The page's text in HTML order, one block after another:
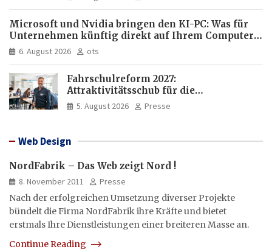
medizinische Fachangestellte
Microsoft und Nvidia bringen den KI-PC: Was für
Unternehmen künftig direkt auf Ihrem Computer
läuft und was weiter in der Cloud bleibt
6. August 2026 ots
Fahrschulreform 2027:
Attraktivitätsschub für die
Fahrlehrerausbildung
5. August 2026 Presse
Web Design
NordFabrik – Das Web zeigt Nord !
8. November 2011
Presse
Nach der erfolgreichen Umsetzung diverser Projekte
bündelt die Firma NordFabrik ihre Kräfte und bietet
erstmals Ihre Dienstleistungen einer breiteren Masse an.
Continue Reading